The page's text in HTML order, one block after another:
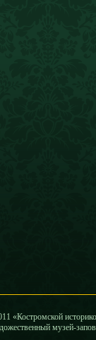
«Костромской
музей-